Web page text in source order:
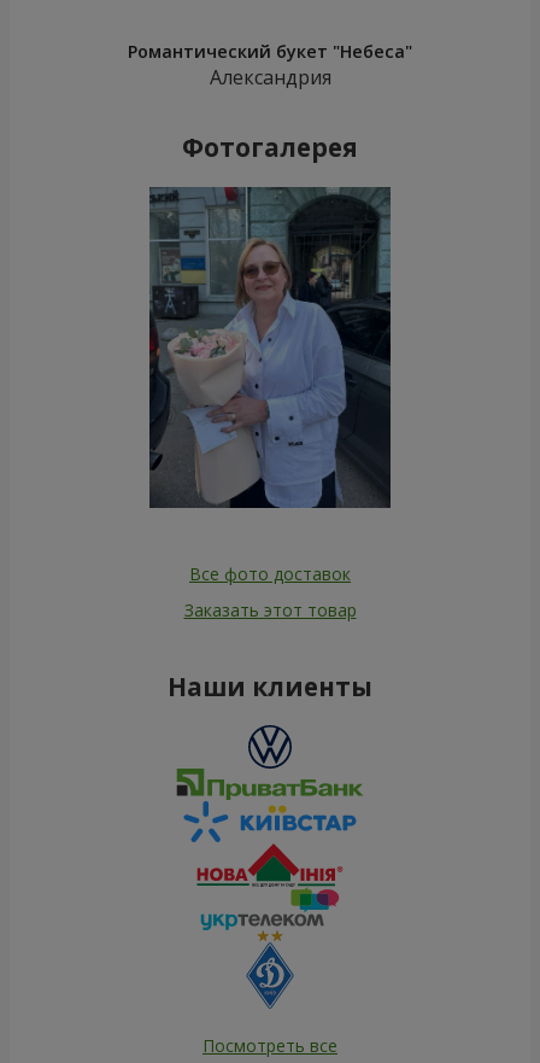
Романтический букет "Небеса"
Александрия
Фотогалерея
Все фото доставок
Заказать этот товар
Наши клиенты
Посмотреть все